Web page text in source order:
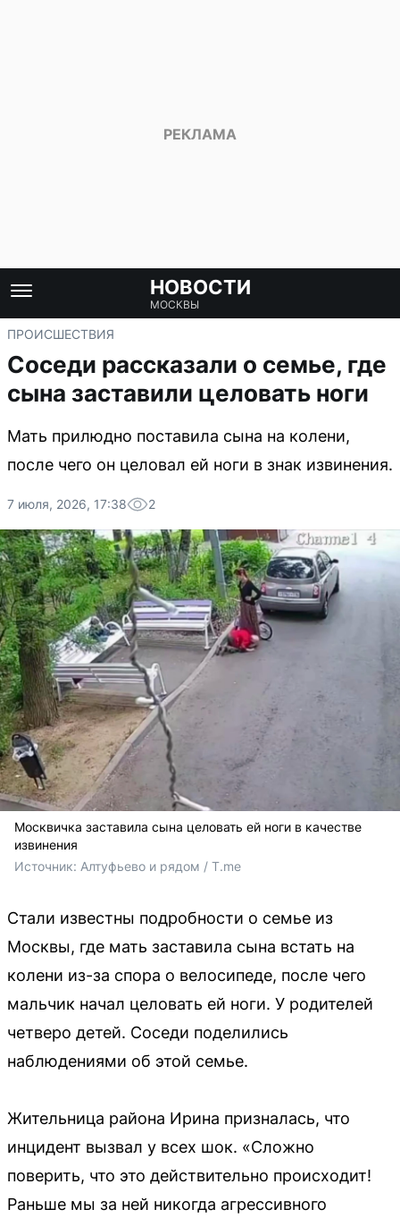
НОВОСТИ
МОСКВЫ
ПРОИСШЕСТВИЯ
Соседи рассказали о семье, где
сына заставили целовать ноги
Мать прилюдно поставила сына на колени,
после чего он целовал ей ноги в знак извинения.
7 июля, 2026, 17:38 2
Москвичка заставила сына целовать ей ноги в качестве
извинения
Источник: Алтуфьево и рядом / T.me
Стали известны подробности о семье из
Москвы, где мать заставила сына встать на
колени из-за спора о велосипеде, после чего
мальчик начал целовать ей ноги. У родителей
четверо детей. Соседи поделились
наблюдениями об этой семье.
Жительница района Ирина призналась, что
инцидент вызвал у всех шок. «Сложно
поверить, что это действительно происходит!
Раньше мы за ней никогда агрессивного